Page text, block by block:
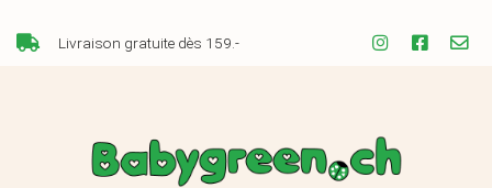
Livraison gratuite dès 159.-